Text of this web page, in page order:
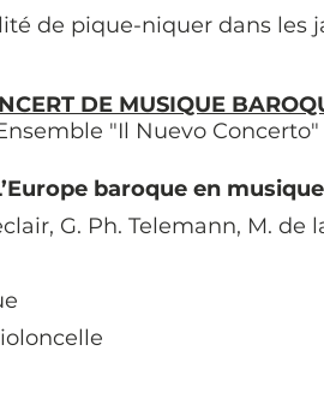
de pique-niquer dans les
DE MUSIQUE
"Il Nuevo Concerto"
baroque en musique
G. Ph. Telemann, M. de